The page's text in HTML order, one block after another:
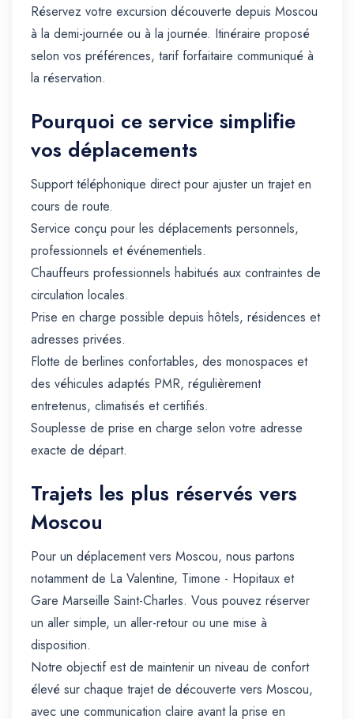
Réservez votre excursion découverte depuis Moscou
à la demi-journée ou à la journée. Itinéraire proposé
selon vos préférences, tarif forfaitaire communiqué à
la réservation.
Pourquoi ce service simplifie
vos déplacements
Support téléphonique direct pour ajuster un trajet en
cours de route.
Service conçu pour les déplacements personnels,
professionnels et événementiels.
Chauffeurs professionnels habitués aux contraintes de
circulation locales.
Prise en charge possible depuis hôtels, résidences et
adresses privées.
Flotte de berlines confortables, des monospaces et
des véhicules adaptés PMR, régulièrement
entretenus, climatisés et certifiés.
Souplesse de prise en charge selon votre adresse
exacte de départ.
Trajets les plus réservés vers
Moscou
Pour un déplacement vers Moscou, nous partons
notamment de La Valentine, Timone - Hopitaux et
Gare Marseille Saint-Charles. Vous pouvez réserver
un aller simple, un aller-retour ou une mise à
disposition.
Notre objectif est de maintenir un niveau de confort
élevé sur chaque trajet de découverte vers Moscou,
avec une communication claire avant la prise en